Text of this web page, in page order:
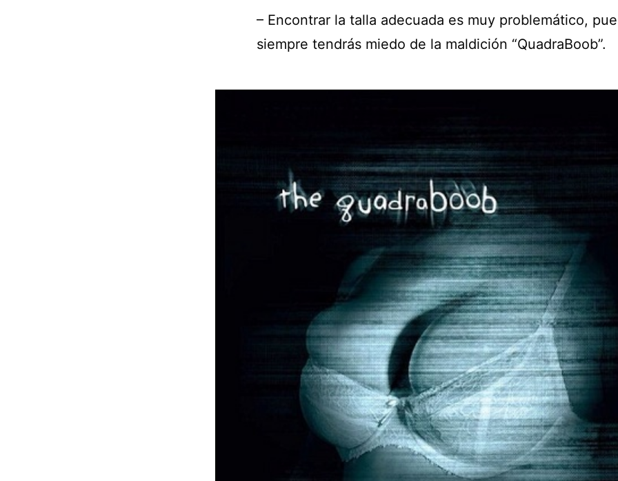
– Encontrar la talla adecuada es muy problemático,
siempre tendrás miedo de la maldición “QuadraBoob”.